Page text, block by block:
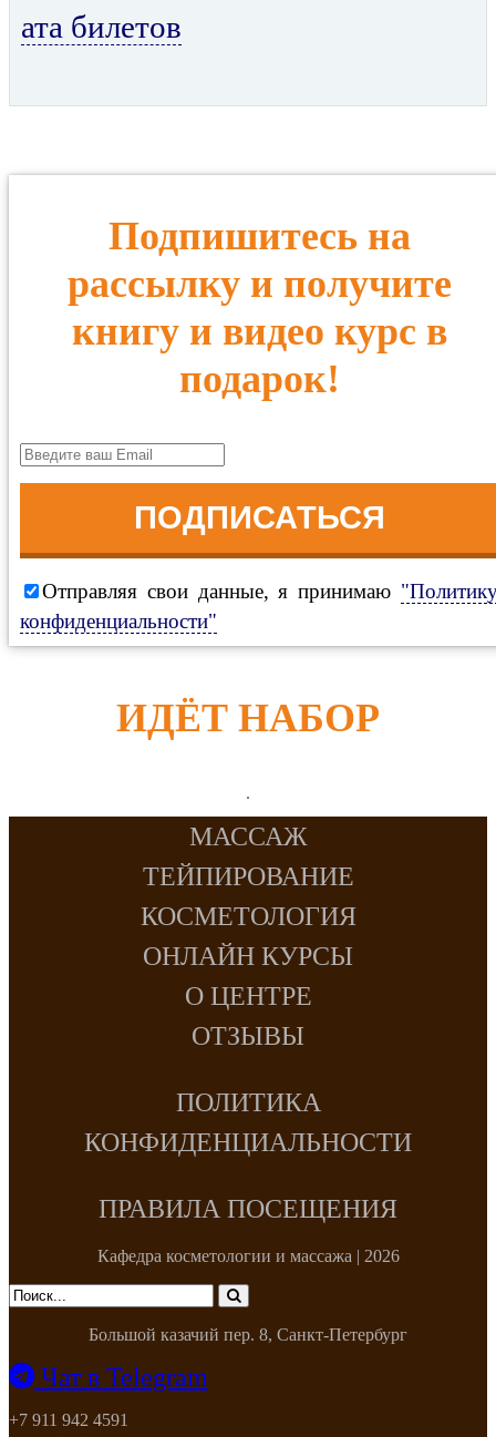
ата билетов
Подпишитесь на
рассылку и получите
книгу и видео курс в
подарок!
ПОДПИСАТЬСЯ
Отправляя свои данные, я принимаю
конфиденциальности"
ИДЁТ НАБОР
МАССАЖ
ТЕЙПИРОВАНИЕ
КОСМЕТОЛОГИЯ
ОНЛАЙН КУРСЫ
О ЦЕНТРЕ
ОТЗЫВЫ
ПОЛИТИКА
КОНФИДЕНЦИАЛЬНОСТИ
ПРАВИЛА ПОСЕЩЕНИЯ
Кафедра косметологии и массажа | 2026
Большой казачий пер. 8, Санкт-Петербург
Чат в Telegram
+7 911 942 4591